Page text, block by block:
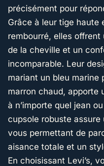
précisément pour
Grâce à leur tige haute
rembourré, elles
de la cheville et un
incomparable. Leur
mariant un bleu marine
marron chaud, apporte
à n’importe quel jean
cupsole robuste
vous permettant de
aisance totale et un
En choisissant Levi’s,